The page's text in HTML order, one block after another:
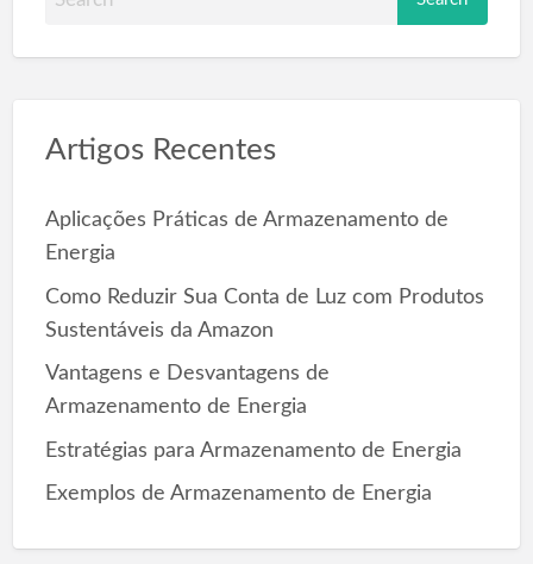
a
h
o
r
Artigos Recentes
Aplicações Práticas de Armazenamento de
Energia
Como Reduzir Sua Conta de Luz com Produtos
Sustentáveis da Amazon
Vantagens e Desvantagens de
Armazenamento de Energia
Estratégias para Armazenamento de Energia
Exemplos de Armazenamento de Energia